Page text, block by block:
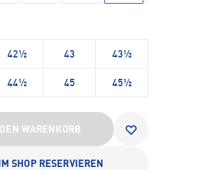
42½ 43 43½
44½ 45 45½
DEN WARENKORB
IM SHOP RESERVIEREN